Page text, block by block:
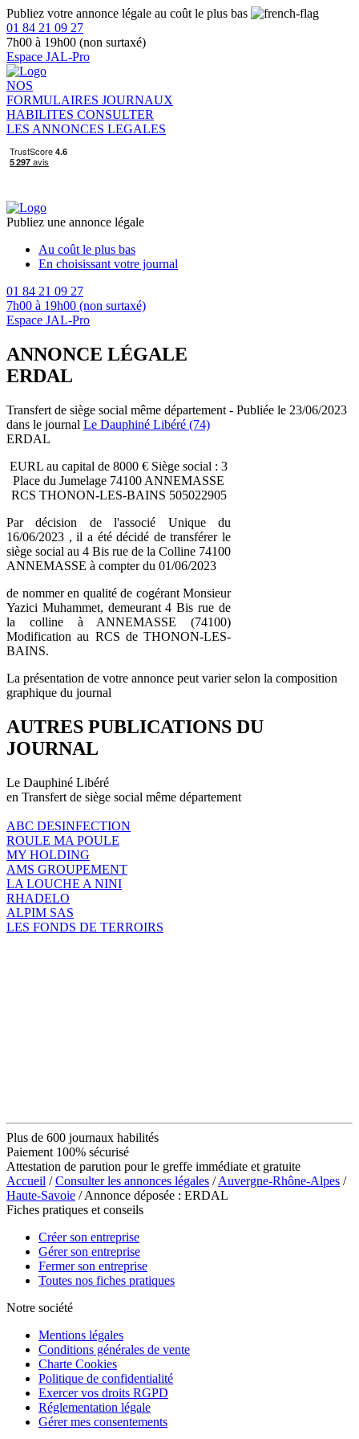
Publiez votre annonce légale au coût le plus bas
01 84 21 09 27
7h00 à 19h00 (non surtaxé)
Espace JAL-Pro
NOS
FORMULAIRES JOURNAUX
HABILITES CONSULTER
LES ANNONCES LEGALES
Publiez une annonce légale
Au coût le plus bas
En choisissant votre journal
01 84 21 09 27
7h00 à 19h00 (non surtaxé)
Espace JAL-Pro
ANNONCE LÉGALE
ERDAL
Transfert de siège social même département - Publiée le 23/06/2023
dans le journal Le Dauphiné Libéré (74)
ERDAL
EURL au capital de 8000 € Siège social : 3
Place du Jumelage 74100 ANNEMASSE
RCS THONON-LES-BAINS 505022905
Par décision de l'associé Unique du
16/06/2023 , il a été décidé de transférer le
siège social au 4 Bis rue de la Colline 74100
ANNEMASSE à compter du 01/06/2023
de nommer en qualité de cogérant Monsieur
Yazici Muhammet, demeurant 4 Bis rue de
la colline à ANNEMASSE (74100)
Modification au RCS de THONON-LES-
BAINS.
La présentation de votre annonce peut varier selon la composition
graphique du journal
AUTRES PUBLICATIONS DU
JOURNAL
Le Dauphiné Libéré
en Transfert de siège social même département
ABC DESINFECTION
ROULE MA POULE
MY HOLDING
AMS GROUPEMENT
LA LOUCHE A NINI
RHADELO
ALPIM SAS
LES FONDS DE TERROIRS
Plus de 600 journaux habilités
Paiement 100% sécurisé
Attestation de parution pour le greffe immédiate et gratuite
Accueil /Consulter les annonces légales /Auvergne-Rhône-Alpes /
Haute-Savoie / Annonce déposée : ERDAL
Fiches pratiques et conseils
Créer son entreprise
Gérer son entreprise
Fermer son entreprise
Toutes nos fiches pratiques
Notre société
Mentions légales
Conditions générales de vente
Charte Cookies
Politique de confidentialité
Exercer vos droits RGPD
Réglementation légale
Gérer mes consentements